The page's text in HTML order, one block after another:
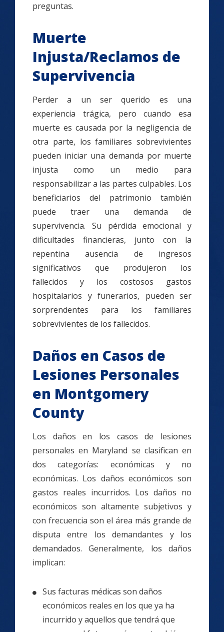
preguntas.
Muerte
Injusta/Reclamos de
Supervivencia
Perder a un ser querido es una
experiencia trágica, pero cuando esa
muerte es causada por la negligencia de
otra parte, los familiares sobrevivientes
pueden iniciar una demanda por muerte
injusta como un medio para
responsabilizar a las partes culpables. Los
beneficiarios del patrimonio también
puede traer una demanda de
supervivencia. Su pérdida emocional y
dificultades financieras, junto con la
repentina ausencia de ingresos
significativos que produjeron los
fallecidos y los costosos gastos
hospitalarios y funerarios, pueden ser
sorprendentes para los familiares
sobrevivientes de los fallecidos.
Daños en Casos de
Lesiones Personales
en Montgomery
County
Los daños en los casos de lesiones
personales en Maryland se clasifican en
dos categorías: económicas y no
económicas. Los daños económicos son
gastos reales incurridos. Los daños no
económicos son altamente subjetivos y
con frecuencia son el área más grande de
disputa entre los demandantes y los
demandados. Generalmente, los daños
implican:
Sus facturas médicas son daños
económicos reales en los que ya ha
incurrido y aquellos que tendrá que